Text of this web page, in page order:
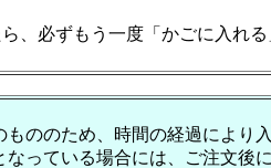
ら、必ずもう一度「かごに入れ
もののため、時間の経過により
なっている場合には、ご注文後